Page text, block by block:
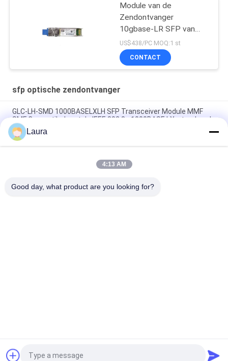
Module van de
Zendontvanger
10gbase-LR SFP van
SFP 10G LR SFP de
Optische
US$438/PC MOQ:1 st
CONTACT
sfp optische zendontvanger
GLC-LH-SMD 1000BASELXLH SFP Transceiver Module MMF
SMF Compatibel met de IEEE 802.3z 1000BASE LX-standaard
GLC-ZX-SM, Cisco GLC-ZX-SM SFP-module, 1550 nm/70
km/LC
TS-QD-314H-40C/400G QSFP-DD ER4 Transceiver 1310nm
Vraag een offerte aan
Laura
4:13 AM
Good day, what product are you looking for?